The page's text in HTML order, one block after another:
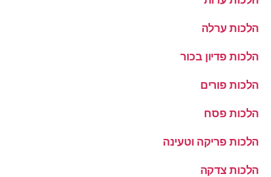
הלכות ערלה
הלכות פדיון בכור
הלכות פורים
הלכות פסח
הלכות פריקה וטעינה
הלכות צדקה